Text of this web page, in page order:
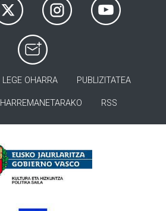
LEGE OHARRA PUBLIZITATEA
HARREMANETARAKO RSS